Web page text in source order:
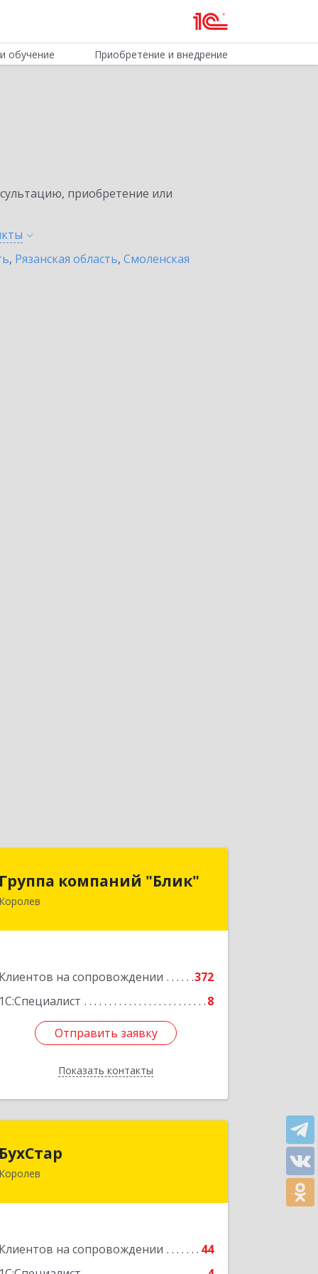
обучение Приобретение и внедрение
приобретение или
, Рязанская область, Смоленская
Группа компаний "Блик"
Королев
Клиентов на сопровождении
372
1С:Специалист
8
Отправить заявку
Показать контакты
Группа компаний "Блик"
141077, Московская обл, Королев г,
Отправить заявку
Назад
БухСтар
Королев
Клиентов на сопровождении
44
141090, Московская обл, Королев г,
Подробнее